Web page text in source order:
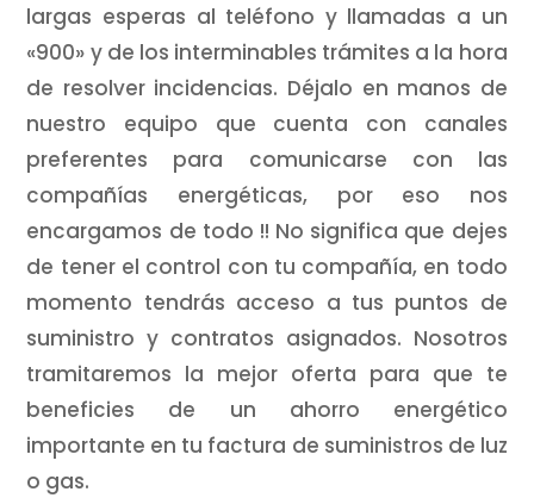
largas esperas al teléfono y llamadas a un
«900» y de los interminables trámites a la hora
de resolver incidencias. Déjalo en manos de
nuestro equipo que cuenta con canales
preferentes para comunicarse con las
compañías energéticas, por eso nos
encargamos de todo !! No significa que dejes
de tener el control con tu compañía, en todo
momento tendrás acceso a tus puntos de
suministro y contratos asignados. Nosotros
tramitaremos la mejor oferta para que te
beneficies de un ahorro energético
importante en tu factura de suministros de luz
o gas.